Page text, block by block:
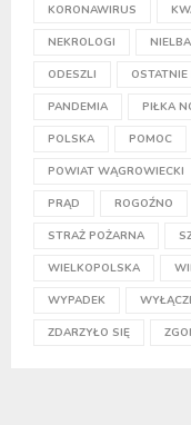
KORONAWIRUS
NEKROLOGI
ODESZLI
PANDEMIA PIŁKA
POLSKA POMOC
POWIAT WĄGROWIECKI
PRĄD ROGOŹNO
STRAŻ POŻARNA
WIELKOPOLSKA
WYPADEK
ZDARZYŁO SIĘ